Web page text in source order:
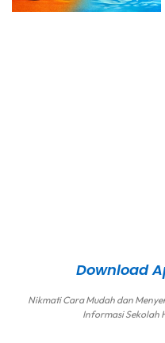
Download
Nikmati Cara Mudah dan
Informasi Sekolah